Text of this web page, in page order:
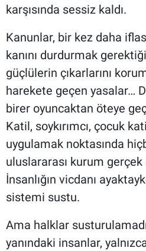
karşısında sessiz kaldı.
Kanunlar, bir kez daha
kanını durdurmak
güçlülerin çıkarlarını
harekete geçen yasalar…
birer oyuncaktan öteye
Katil, soykırımcı, çocuk
uygulamak noktasında
uluslararası kurum gerçek
İnsanlığın vicdanı
sistemi sustu.
Ama halklar
yanındaki insanlar,